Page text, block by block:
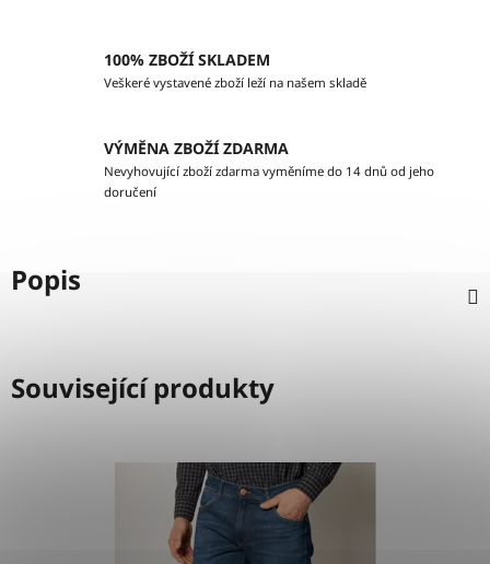
100% ZBOŽÍ SKLADEM
Veškeré vystavené zboží leží na našem skladě
VÝMĚNA ZBOŽÍ ZDARMA
Nevyhovující zboží zdarma vyměníme do 14 dnů od jeho
doručení
Popis
Související produkty